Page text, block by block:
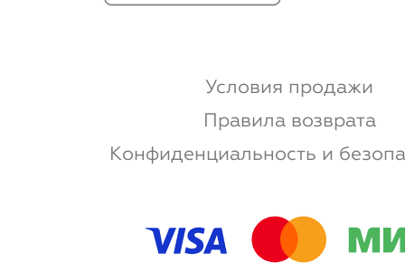
Условия продажи
Правила возврата
Конфиденциальность и